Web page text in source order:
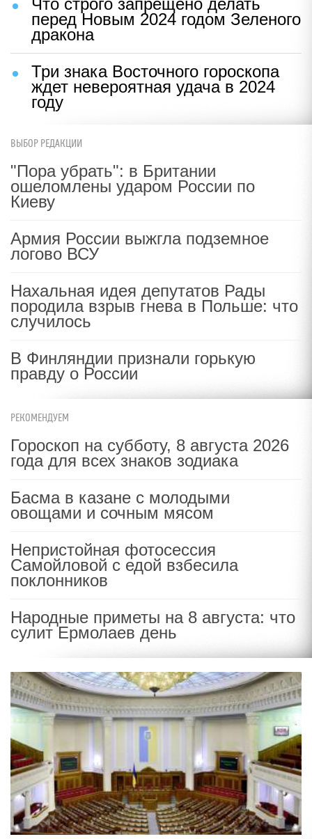
перед Новым 2024 годом Зеленого
дракона
Три знака Восточного гороскопа
ждет невероятная удача в 2024
году
ВЫБОР РЕДАКЦИИ
"Пора убрать": в Британии
ошеломлены ударом России по
Киеву
Армия России выжгла подземное
логово ВСУ
Нахальная идея депутатов Рады
породила взрыв гнева в Польше: что
случилось
В Финляндии признали горькую
правду о России
РЕКОМЕНДУЕМ
Гороскоп на субботу, 8 августа 2026
года для всех знаков зодиака
Басма в казане с молодыми
овощами и сочным мясом
Непристойная фотосессия
Самойловой с едой взбесила
поклонников
Народные приметы на 8 августа: что
сулит Ермолаев день